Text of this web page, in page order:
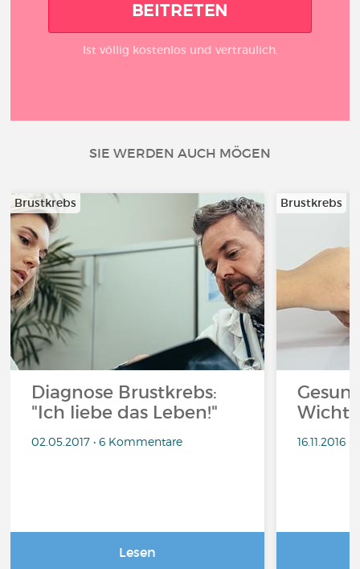
BEITRETEN
Ist völlig kostenlos und vertraulich.
SIE WERDEN AUCH MÖGEN
Brustkrebs
Diagnose Brustkrebs:
"Ich liebe das Leben!"
02.05.2017 • 6 Kommentare
Lesen
Brustkrebs
16.11.2016